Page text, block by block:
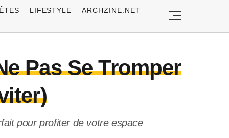
LIFESTYLE ARCHZINE.NET
Pas Se Tromper
pour profiter de votre espace